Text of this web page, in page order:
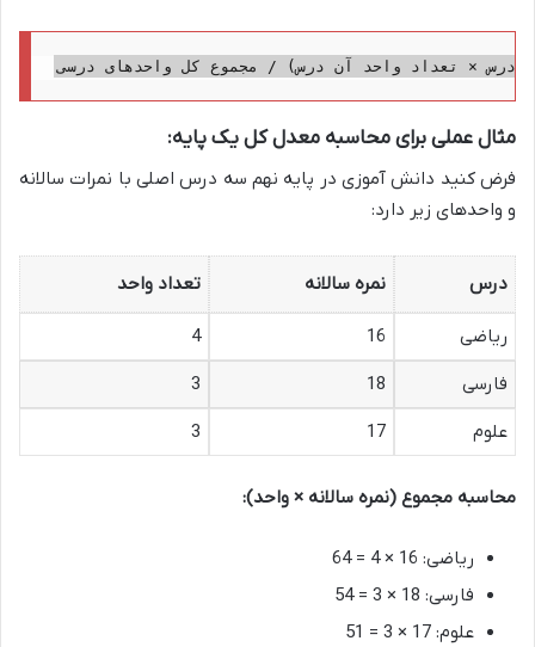
درس × تعداد واحد آن درس) / مجموع کل واحدهای درسی
مثال عملی برای محاسبه معدل کل یک پایه:
فرض کنید دانش آموزی در پایه نهم سه درس اصلی با نمرات سالانه
و واحدهای زیر دارد:
درس نمره سالانه تعداد واحد
ریاضی 16
4
فارسی
18
3
علوم
17
3
محاسبه مجموع (نمره سالانه × واحد):
ریاضی: 16 × 4 = 64
فارسی: 18 × 3 = 54
علوم: 17 × 3 = 51